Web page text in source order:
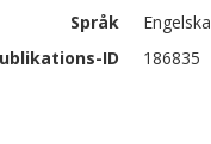
Språk
Engelska
ID
186835